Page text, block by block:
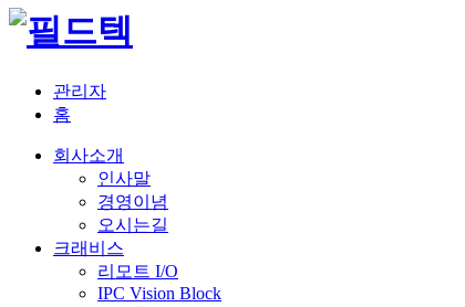
관리자
홈
회사소개
인사말
경영이념
오시는길
크래비스
리모트 I/O
IPC Vision Block